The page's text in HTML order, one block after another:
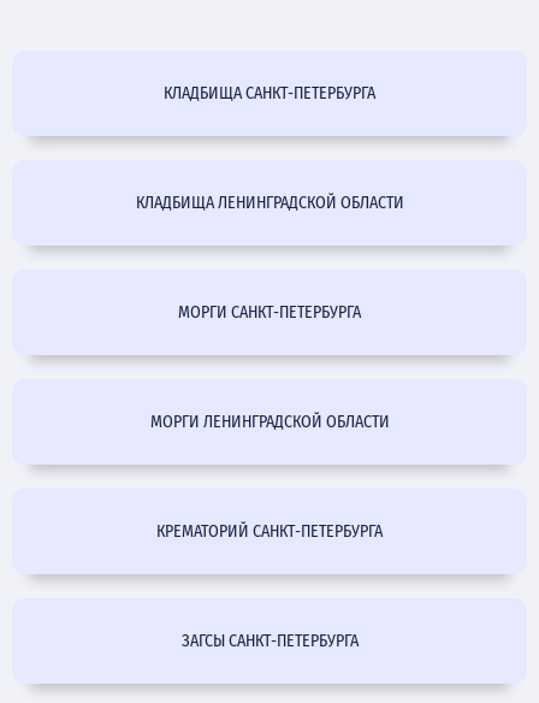
КЛАДБИЩА САНКТ-ПЕТЕРБУРГА
КЛАДБИЩА ЛЕНИНГРАДСКОЙ ОБЛАСТИ
МОРГИ САНКТ-ПЕТЕРБУРГА
МОРГИ ЛЕНИНГРАДСКОЙ ОБЛАСТИ
КРЕМАТОРИЙ САНКТ-ПЕТЕРБУРГА
ЗАГСЫ САНКТ-ПЕТЕРБУРГА